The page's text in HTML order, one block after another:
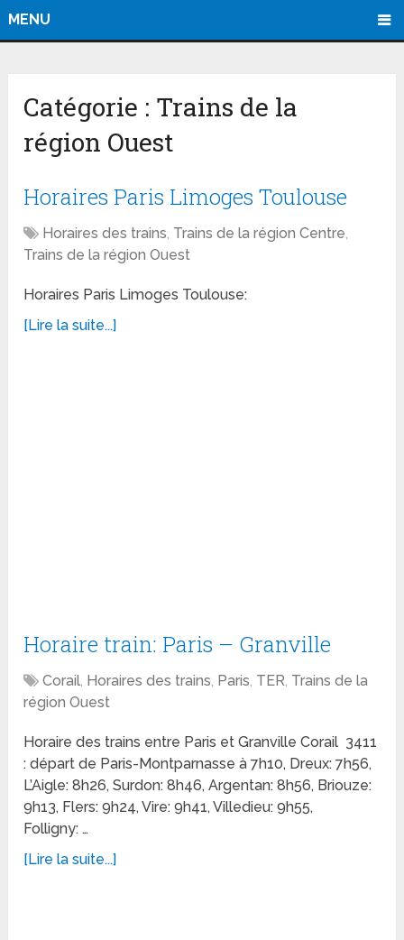
MENU
Catégorie : Trains de la
région Ouest
Horaires Paris Limoges Toulouse
Horaires des trains, Trains de la région Centre,
Trains de la région Ouest
Horaires Paris Limoges Toulouse:
[Lire la suite...]
Horaire train: Paris – Granville
Corail, Horaires des trains, Paris, TER, Trains de la
région Ouest
Horaire des trains entre Paris et Granville Corail 3411
: départ de Paris-Montparnasse à 7h10, Dreux: 7h56,
L’Aigle: 8h26, Surdon: 8h46, Argentan: 8h56, Briouze:
9h13, Flers: 9h24, Vire: 9h41, Villedieu: 9h55,
Folligny: …
[Lire la suite...]